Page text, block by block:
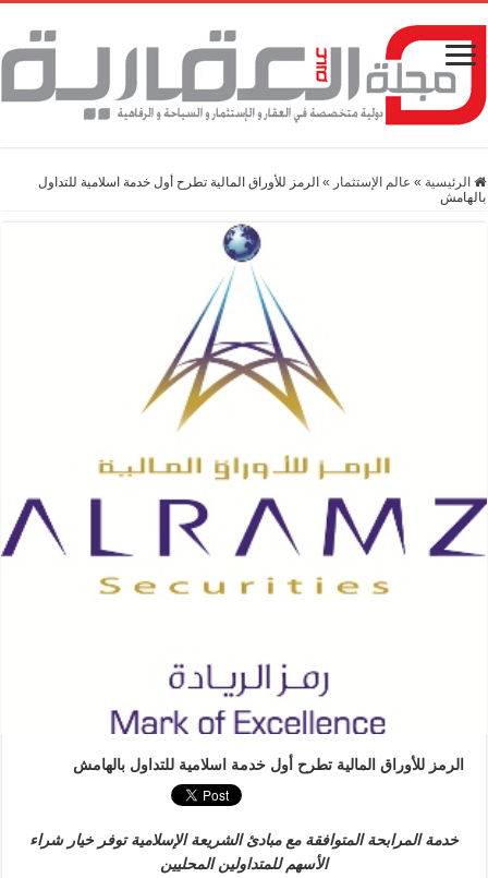
الرئيسية » عالم الإستثمار » الرمز للأوراق المالية تطرح أول خدمة اسلامية للتداول
بالهامش
الرمز للأوراق المالية تطرح أول خدمة اسلامية للتداول بالهامش
خدمة المرابحة المتوافقة مع مبادئ الشريعة الإسلامية توفر خيار شراء
الأسهم للمتداولين المحليين